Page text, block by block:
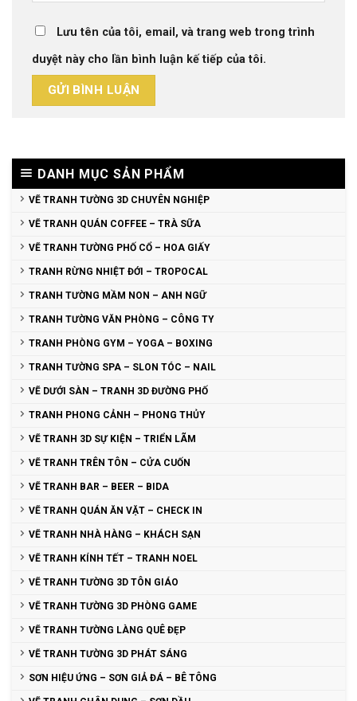
Lưu tên của tôi, email, và trang web trong trình
duyệt này cho lần bình luận kế tiếp của tôi.
DANH MỤC SẢN PHẨM
VẼ TRANH TƯỜNG 3D CHUYÊN NGHIỆP
VẼ TRANH QUÁN COFFEE – TRÀ SỮA
VẼ TRANH TƯỜNG PHỐ CỔ – HOA GIẤY
TRANH RỪNG NHIỆT ĐỚI – TROPOCAL
TRANH TƯỜNG MẦM NON – ANH NGỮ
TRANH TƯỜNG VĂN PHÒNG – CÔNG TY
TRANH PHÒNG GYM – YOGA – BOXING
TRANH TƯỜNG SPA – SLON TÓC – NAIL
VẼ DƯỚI SÀN – TRANH 3D ĐƯỜNG PHỐ
TRANH PHONG CẢNH – PHONG THỦY
VẼ TRANH 3D SỰ KIỆN – TRIỂN LÃM
VẼ TRANH TRÊN TÔN – CỬA CUỐN
VẼ TRANH BAR – BEER – BIDA
VẼ TRANH QUÁN ĂN VẶT – CHECK IN
VẼ TRANH NHÀ HÀNG – KHÁCH SẠN
VẼ TRANH KÍNH TẾT – TRANH NOEL
VẼ TRANH TƯỜNG 3D TÔN GIÁO
VẼ TRANH TƯỜNG 3D PHÒNG GAME
VẼ TRANH TƯỜNG LÀNG QUÊ ĐẸP
VẼ TRANH TƯỜNG 3D PHÁT SÁNG
SƠN HIỆU ỨNG – SƠN GIẢ ĐÁ – BÊ TÔNG